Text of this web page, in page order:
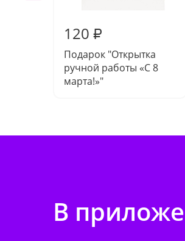
120 ₽
Подарок "Открытка
ручной работы «С 8
марта!»"
В